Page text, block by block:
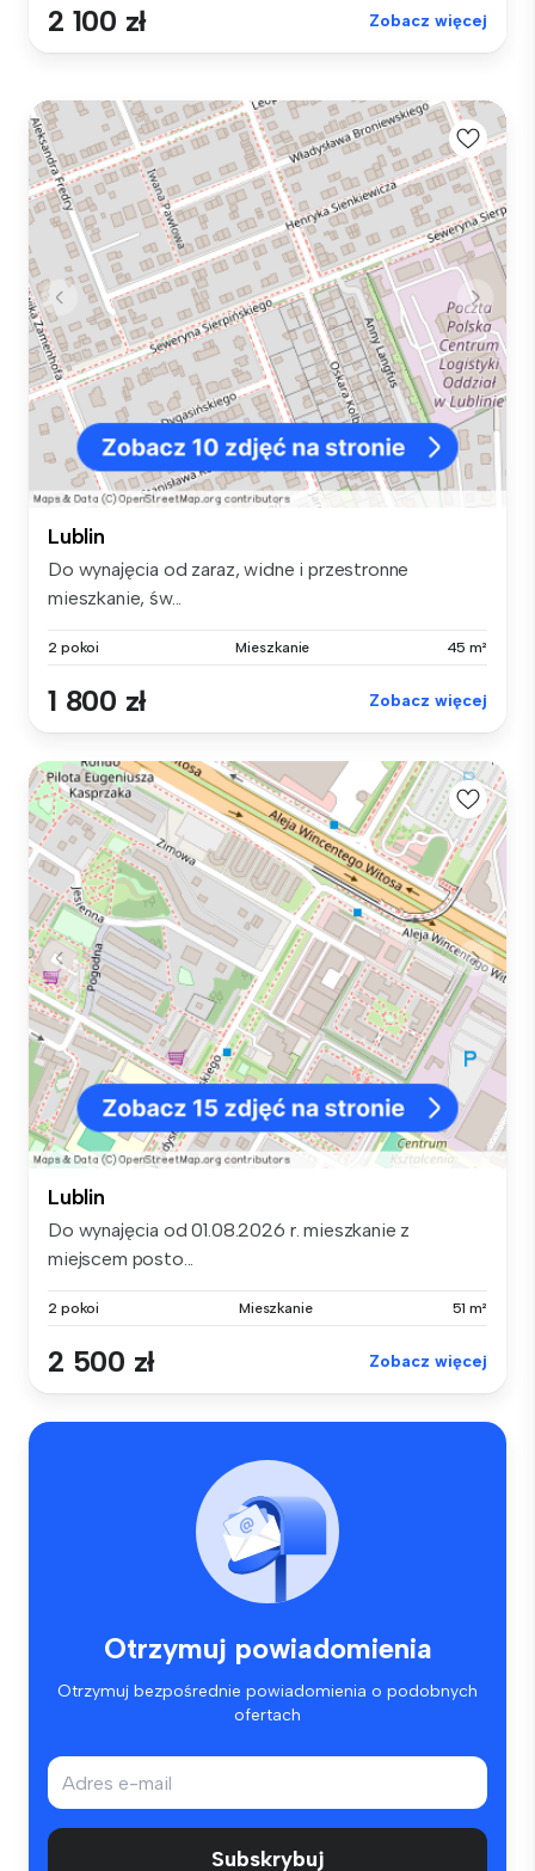
2 100 zł Zobacz więcej
Lublin
Do wynajęcia od zaraz, widne i przestronne
mieszkanie, św...
2 pokoi Mieszkanie 45 m²
1 800 zł Zobacz więcej
Lublin
Do wynajęcia od 01.08.2026 r. mieszkanie z
miejscem posto...
2 pokoi Mieszkanie 51 m²
2 500 zł Zobacz więcej
Otrzymuj powiadomienia
Otrzymuj bezpośrednie powiadomienia o podobnych
ofertach
Subskrybuj